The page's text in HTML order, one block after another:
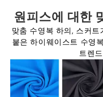
원피스에 대한
맞춤 수영복 하의, 스커
붙은 하이웨이스트 수영
트렌